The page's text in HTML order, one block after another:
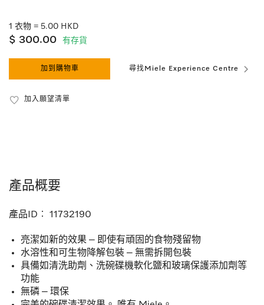
1 衣物 = 5.00 HKD
$ 300.00 有存貨
加到購物車 尋找Miele Experience Centre
加入願望清單
產品概要
產品ID︰ 11732190
亮潔如新的效果 – 即使有頑固的食物殘留物
水溶性和可生物降解包裝 – 無需拆開包裝
具備如清洗助劑、洗碗碟機軟化鹽和玻璃保護添加劑等
功能
無磷 – 環保